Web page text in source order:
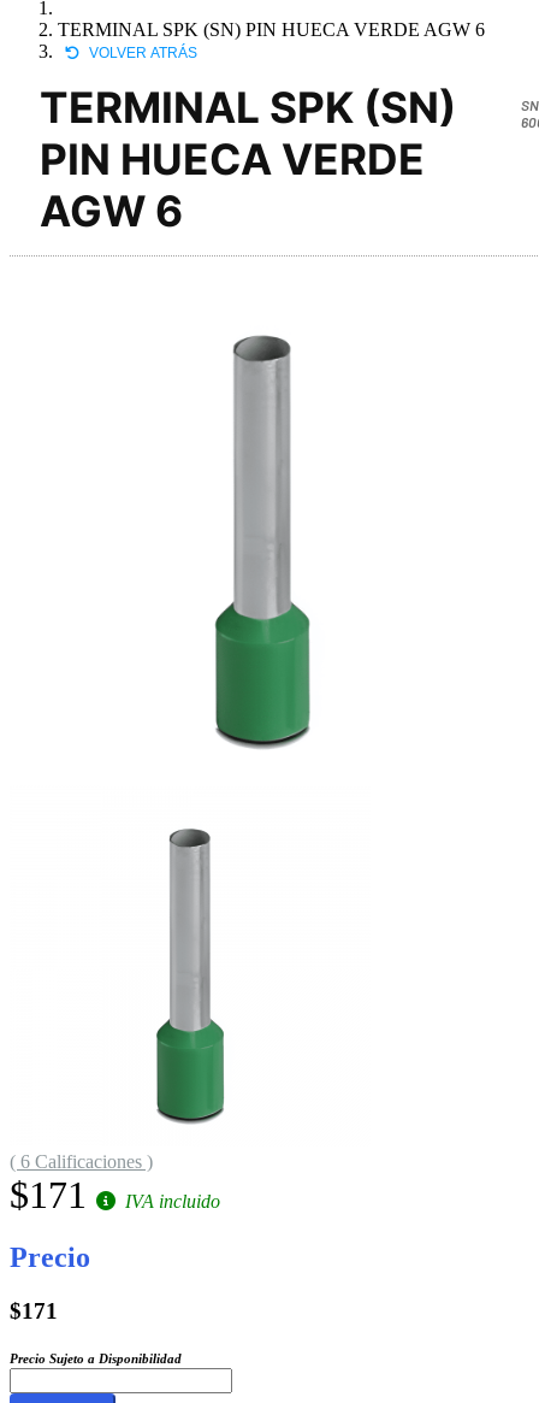
TERMINAL SPK (SN) PIN HUECA VERDE AGW 6
VOLVER ATRÁS
TERMINAL SPK (SN)
PIN HUECA VERDE
AGW 6
( 6 Calificaciones )
$171 IVA incluido
Precio
$171
Precio Sujeto a Disponibilidad